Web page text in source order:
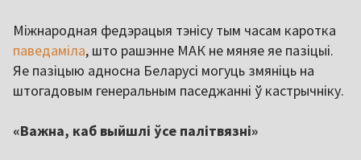
Міжнародная федэрацыя тэнісу тым часам каротка
паведаміла, што рашэнне МАК не мяняе яе пазіцыі.
Яе пазіцыю адносна Беларусі могуць змяніць на
штогадовым генеральным паседжанні ў кастрычніку.
«Важна, каб выйшлі ўсе палітвязні»